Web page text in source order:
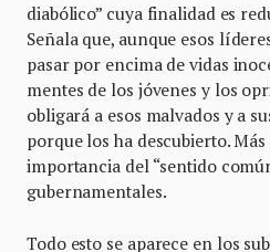
diabólico” cuya finalidad es
Señala que, aunque esos
pasar por encima de vidas
mentes de los jóvenes y los
obligará a esos malvados y a
porque los ha descubierto.
importancia del “sentido
gubernamentales.
Todo esto se aparece en los